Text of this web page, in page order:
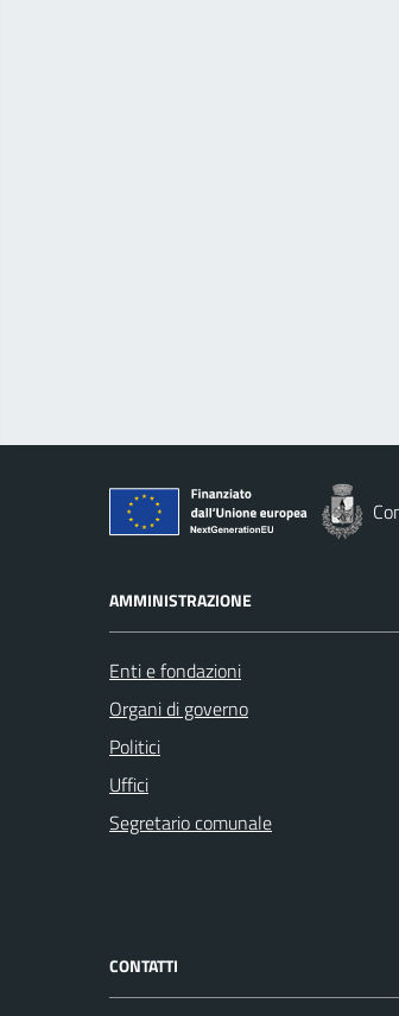
AMMINISTRAZIONE
Enti e fondazioni
Organi di governo
Politici
Uffici
Segretario comunale
CONTATTI